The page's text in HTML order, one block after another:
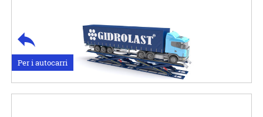
Per i autocarri